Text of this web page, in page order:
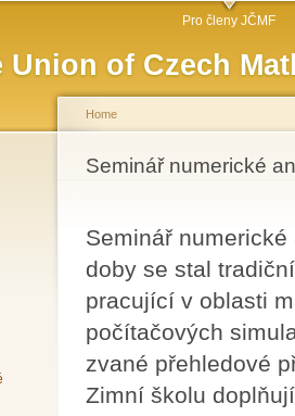
Union of Czech
Pro členy JČMF
You are here
Home
Seminář numerické
Seminář
doby se stal
pracující v oblasti
počítačových
zvané přehledové
Zimní školu